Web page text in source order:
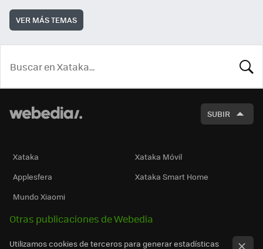
VER MÁS TEMAS
SUBIR
Xataka
Xataka Móvil
Applesfera
Xataka Smart Home
Mundo Xiaomi
Otras publicaciones de Webedia
Utilizamos cookies de terceros para generar estadísticas